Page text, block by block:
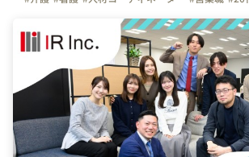
#京都府 #大阪府 #兵庫県 #奈良
#福岡県
#熊本県 #鹿児島県 #仙台 #宇都宮 #高崎
#横浜
#松本 #浜松 #名古屋 #京都 #梅田 #神戸 #
#天文館